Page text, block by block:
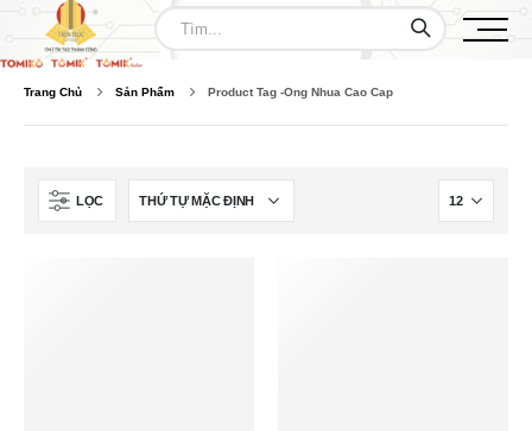
Trang Chủ Sản Phẩm Product Tag -Ong Nhua Cao Cap
LỌC